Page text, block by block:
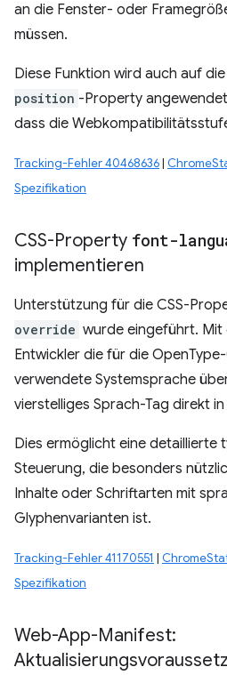
an die Fenster- oder
müssen.
Diese Funktion wird auch auf die
position -Property
dass die
Tracking-Fehler 40468636|
Spezifikation
CSS-Property font-
implementieren
Unterstützung für die CSS-
override wurde eingeführt. Mit
Entwickler die für die
verwendete Systemsprache
vierstelliges Sprach-Tag direkt in
Dies ermöglicht eine detaillierte
Steuerung, die besonders
Inhalte oder Schriftarten mit
Glyphenvarianten ist.
Tracking-Fehler 41170551 |
Spezifikation
Web-App-Manifest: